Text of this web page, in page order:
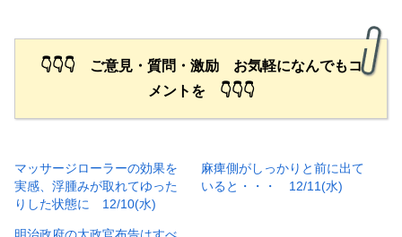
👇👇👇 ご意見・質問・激励 お気軽になんでもコ
メントを 👇👇👇
マッサージローラーの効果を
実感、浮腫みが取れてゆった
りした状態に 12/10(水)
麻痺側がしっかりと前に出て
いると・・・ 12/11(水)